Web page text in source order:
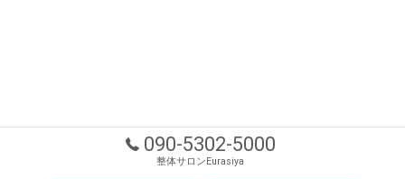
090-5302-5000
整体サロンEurasiya